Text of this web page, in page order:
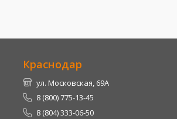
Краснодар
ул. Московская, 69А
8 (800) 775-13-45
8 (804) 333-06-50